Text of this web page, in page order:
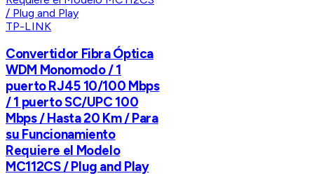
TP-LINK
Convertidor Fibra Óptica
WDM Monomodo / 1
puerto RJ45 10/100 Mbps
/ 1 puerto SC/UPC 100
Mbps / Hasta 20 Km / Para
su Funcionamiento
Requiere el Modelo
MC112CS / Plug and Play